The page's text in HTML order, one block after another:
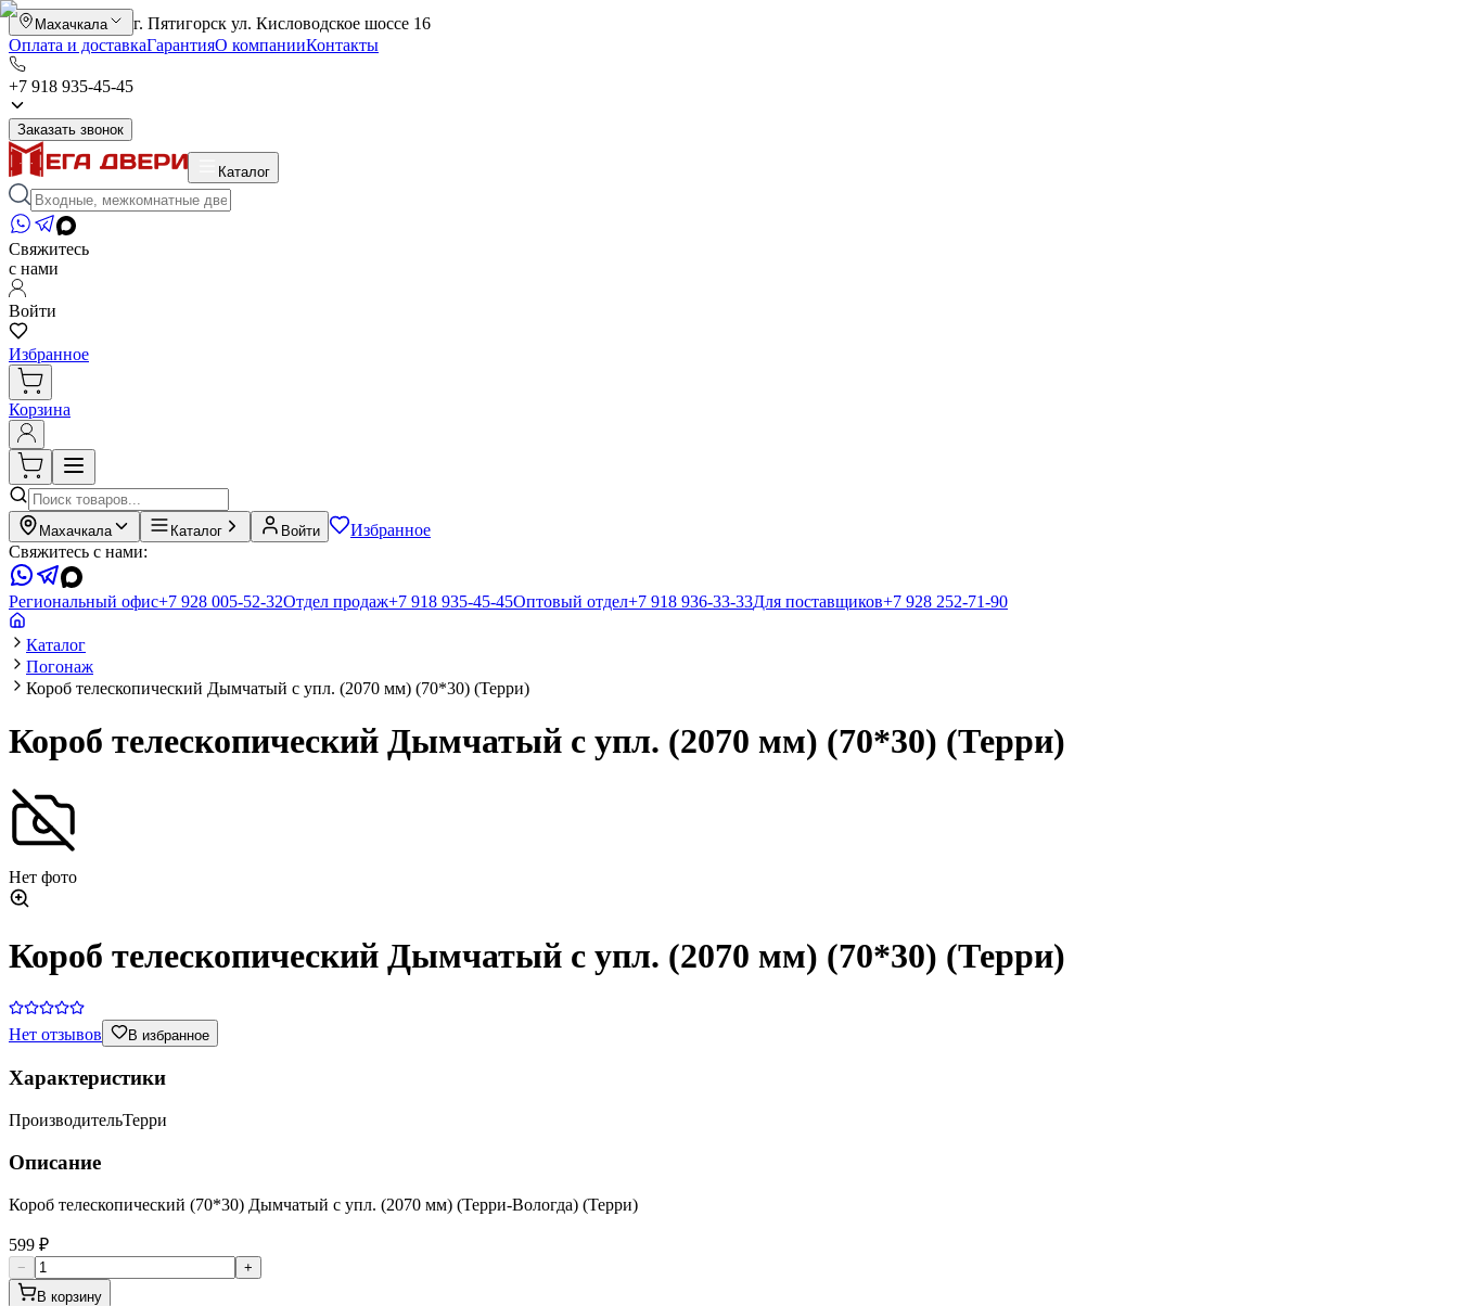
Махачкала
г. Пятигорск ул. Кисловодское шоссе 16
Оплата и доставкаГарантияО компанииКонтакты
+7 918 935-45-45
Заказать звонок
Каталог
Свяжитесь
с нами
Войти
Избранное
Корзина
Махачкала Каталог Войти
Избранное
Свяжитесь с нами:
Региональный офис+7 928 005-52-32Отдел продаж+7 918 935-45-45Оптовый отдел+7 918 936-33-33Для поставщиков+7 928 252-71-90
Каталог
Погонаж
Короб телескопический Дымчатый с упл. (2070 мм) (70*30) (Терри)
Короб телескопический Дымчатый с упл. (2070 мм) (70*30) (Терри)
Нет фото
Короб телескопический Дымчатый с упл. (2070 мм) (70*30) (Терри)
Нет отзывов В избранное
Характеристики
ПроизводительТерри
Описание
Короб телескопический (70*30) Дымчатый с упл. (2070 мм) (Терри-Вологда) (Терри)
599 ₽
−
+
В корзину